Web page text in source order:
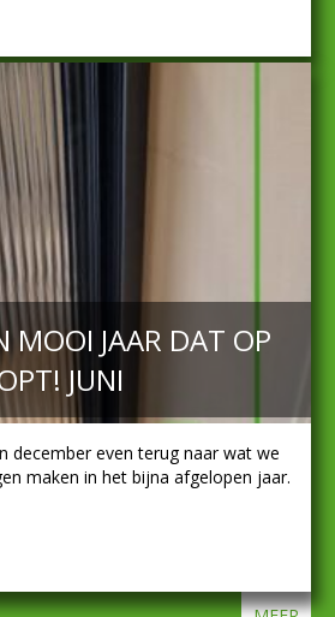
MOOI JAAR DAT OP
JUNI
december even terug naar wat we
maken in het bijna afgelopen jaar.